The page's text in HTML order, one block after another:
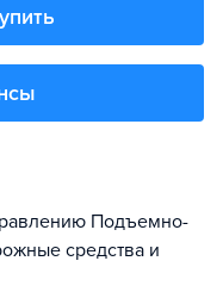
Подъемно-
средства и